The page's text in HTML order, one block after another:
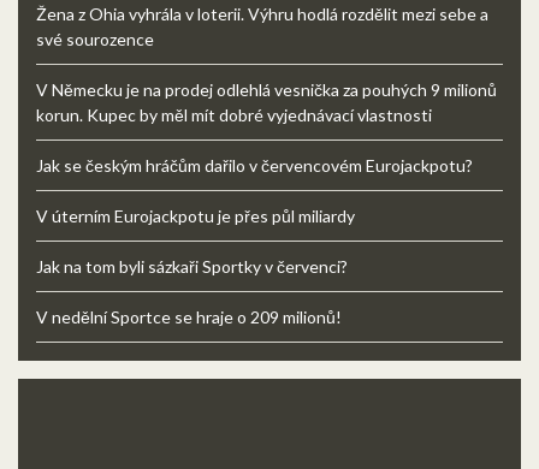
Žena z Ohia vyhrála v loterii. Výhru hodlá rozdělit mezi sebe a
své sourozence
V Německu je na prodej odlehlá vesnička za pouhých 9 milionů
korun. Kupec by měl mít dobré vyjednávací vlastnosti
Jak se českým hráčům dařilo v červencovém Eurojackpotu?
V úterním Eurojackpotu je přes půl miliardy
Jak na tom byli sázkaři Sportky v červenci?
V nedělní Sportce se hraje o 209 milionů!